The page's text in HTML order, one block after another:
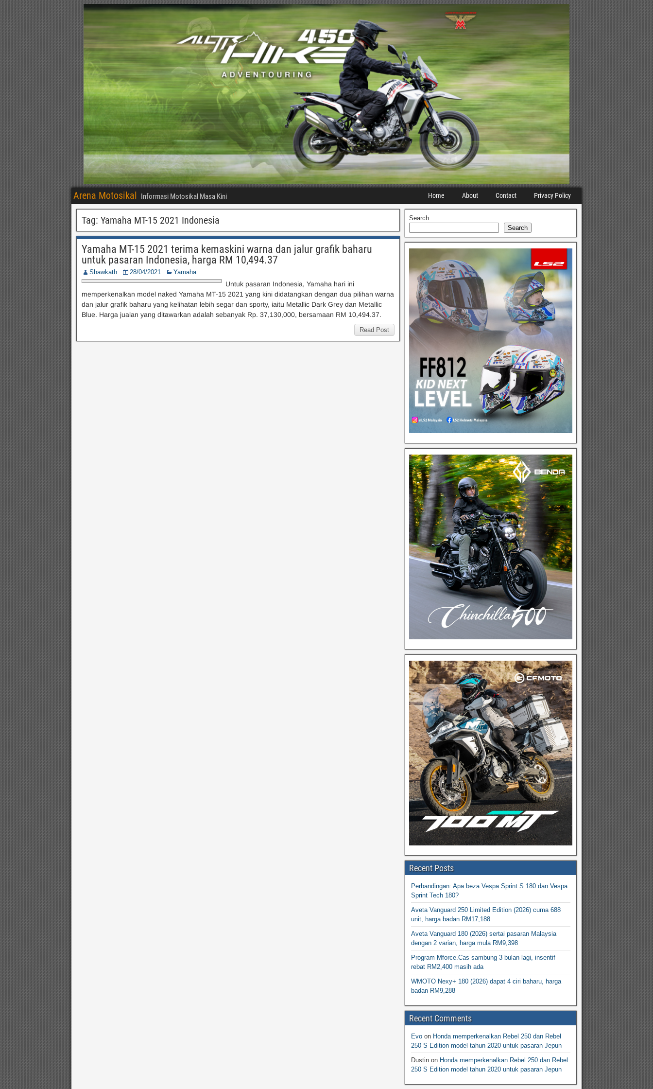
Arena Motosikal Informasi Motosikal Masa Kini Home About Contact Privacy Policy
Tag: Yamaha MT-15 2021 Indonesia
Yamaha MT-15 2021 terima kemaskini warna dan jalur grafik baharu
untuk pasaran Indonesia, harga RM 10,494.37
Shawkath 28/04/2021 Yamaha
Untuk pasaran Indonesia, Yamaha hari ini
memperkenalkan model naked Yamaha MT-15 2021 yang kini didatangkan dengan dua pilihan warna
dan jalur grafik baharu yang kelihatan lebih segar dan sporty, iaitu Metallic Dark Grey dan Metallic
Blue. Harga jualan yang ditawarkan adalah sebanyak Rp. 37,130,000, bersamaan RM 10,494.37.
Read Post
Search
Search
Recent Posts
Perbandingan: Apa beza Vespa Sprint S 180 dan Vespa
Sprint Tech 180?
Aveta Vanguard 250 Limited Edition (2026) cuma 688
unit, harga badan RM17,188
Aveta Vanguard 180 (2026) sertai pasaran Malaysia
dengan 2 varian, harga mula RM9,398
Program Mforce.Cas sambung 3 bulan lagi, insentif
rebat RM2,400 masih ada
WMOTO Nexy+ 180 (2026) dapat 4 ciri baharu, harga
badan RM9,288
Recent Comments
Evo on Honda memperkenalkan Rebel 250 dan Rebel
250 S Edition model tahun 2020 untuk pasaran Jepun
Dustin on Honda memperkenalkan Rebel 250 dan Rebel
250 S Edition model tahun 2020 untuk pasaran Jepun